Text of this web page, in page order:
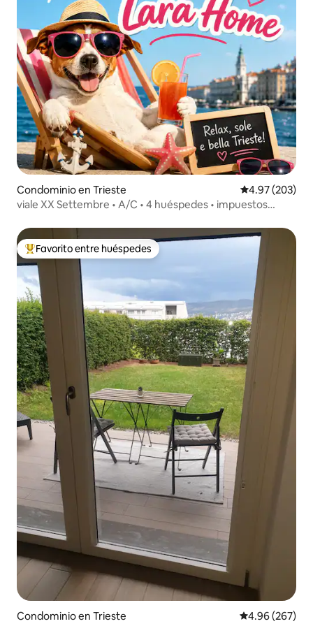
Condominio en Trieste Calificación
4.97 (203)
viale XX Settembre • A/C • 4 huéspedes • impuestos
De los mejores en Favorito entre huéspedes
Favorito entre huéspedes
Condominio en Trieste Calificación
4.96 (267)